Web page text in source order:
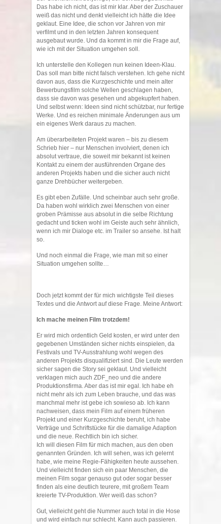
Das habe ich nicht, das ist mir klar. Aber der Zuschauer
weiß das nicht und denkt vielleicht ich hätte die Idee
geklaut. Eine Idee, die schon vor Jahren von mir
verfilmt und in den letzten Jahren konsequent
ausgebaut wurde. Und da kommt in mir die Frage auf,
wie ich mit der Situation umgehen soll.
Ich unterstelle den Kollegen nun keinen Ideen-Klau.
Das soll man bitte nicht falsch verstehen. Ich gehe nicht
davon aus, dass die Kurzgeschichte und mein alter
Bewerbungsfilm solche Wellen geschlagen haben,
dass sie davon was gesehen und abgekupfert haben.
Und selbst wenn: Ideen sind nicht schützbar, nur fertige
Werke. Und es reichen minimale Änderungen aus um
ein eigenes Werk daraus zu machen.
Am überarbeiteten Projekt waren – bis zu diesem
Schrieb hier – nur Menschen involviert, denen ich
absolut vertraue, die soweit mir bekannt ist keinen
Kontakt zu einem der ausführenden Organe des
anderen Projekts haben und die sicher auch nicht
ganze Drehbücher weitergeben.
Es gibt eben Zufälle. Und scheinbar auch sehr große.
Da haben wohl wirklich zwei Menschen von einer
groben Prämisse aus absolut in die selbe Richtung
gedacht und ticken wohl im Geiste auch sehr ähnlich,
wenn ich mir Dialoge etc. im Trailer so ansehe. Ist halt
so.
Und noch einmal die Frage, wie man mit so einer
Situation umgehen sollte…
Doch jetzt kommt der für mich wichtigste Teil dieses
Textes und die Antwort auf diese Frage. Meine Antwort:
Ich mache meinen Film trotzdem!
Er wird mich ordentlich Geld kosten, er wird unter den
gegebenen Umständen sicher nichts einspielen, da
Festivals und TV-Ausstrahlung wohl wegen des
anderen Projekts disqualifiziert sind. Die Leute werden
sicher sagen die Story sei geklaut. Und vielleicht
verklagen mich auch ZDF_neo und die andere
Produktionsfirma. Aber das ist mir egal. Ich habe eh
nicht mehr als ich zum Leben brauche, und das was
manchmal mehr ist gebe ich sowieso ab. Ich kann
nachweisen, dass mein Film auf einem früheren
Projekt und einer Kurzgeschichte beruht, ich habe
Verträge und Schriftstücke für die damalige Adaption
und die neue. Rechtlich bin ich sicher.
Ich will diesen Film für mich machen, aus den oben
genannten Gründen. Ich will sehen, was ich gelernt
habe, wie meine Regie-Fähigkeiten heute aussehen.
Und vielleicht finden sich ein paar Menschen, die
meinen Film sogar genauso gut oder sogar besser
finden als eine deutlich teurere, mit großem Team
kreierte TV-Produktion. Wer weiß das schon?
Gut, vielleicht geht die Nummer auch total in die Hose
und wird einfach nur schlecht. Kann auch passieren.